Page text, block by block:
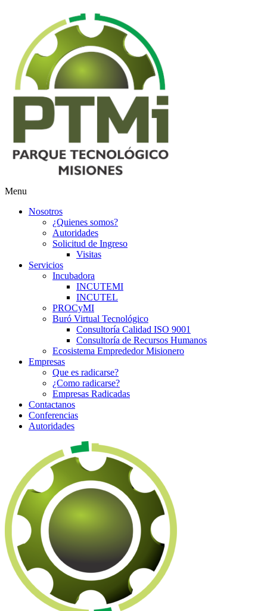
Menu
Nosotros
¿Quienes somos?
Autoridades
Solicitud de Ingreso
Visitas
Servicios
Incubadora
INCUTEMI
INCUTEL
PROCyMI
Buró Virtual Tecnológico
Consultoría Calidad ISO 9001
Consultoría de Recursos Humanos
Ecosistema Emprededor Misionero
Empresas
Que es radicarse?
¿Como radicarse?
Empresas Radicadas
Contactanos
Conferencias
Autoridades